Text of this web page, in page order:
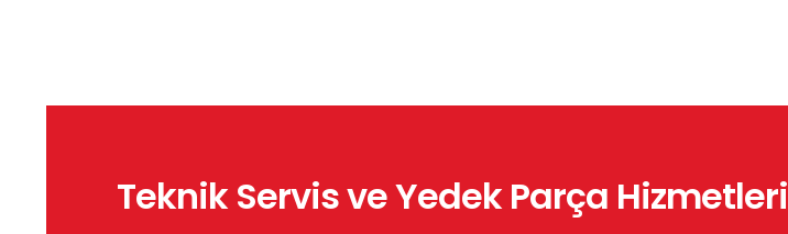
Teknik Servis ve Yedek Parça Hizmetleri